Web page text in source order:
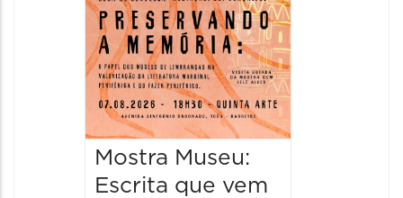
Mostra Museu:
Escrita que vem